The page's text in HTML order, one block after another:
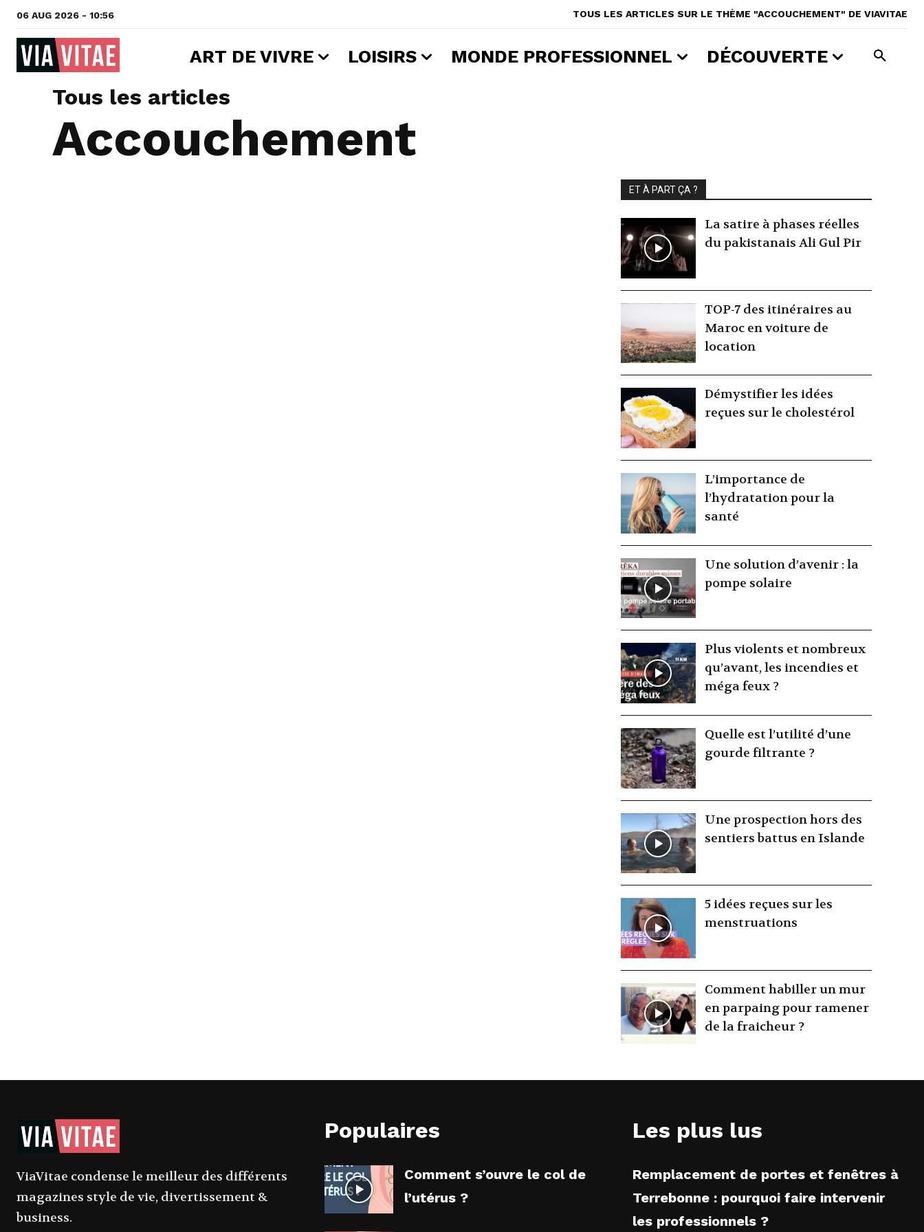
06 AUG 2026 - 10:56 TOUS LES ARTICLES SUR LE THÈME "ACCOUCHEMENT" DE VIAVITAE
ART DE VIVRE LOISIRS MONDE PROFESSIONNEL DÉCOUVERTE
Tous les articles
Accouchement
ET À PART ÇA ?
La satire à phases réelles
du pakistanais Ali Gul Pir
TOP-7 des itinéraires au
Maroc en voiture de
location
Démystifier les idées
reçues sur le cholestérol
L’importance de
l’hydratation pour la
santé
Une solution d’avenir : la
pompe solaire
Plus violents et nombreux
qu’avant, les incendies et
méga feux ?
Quelle est l’utilité d’une
gourde filtrante ?
Une prospection hors des
sentiers battus en Islande
5 idées reçues sur les
menstruations
Comment habiller un mur
en parpaing pour ramener
de la fraicheur ?
ViaVitae condense le meilleur des différents
magazines style de vie, divertissement &
business.
Populaires
Comment s’ouvre le col de
l’utérus ?
Les plus lus
Remplacement de portes et fenêtres à
Terrebonne : pourquoi faire intervenir
les professionnels ?